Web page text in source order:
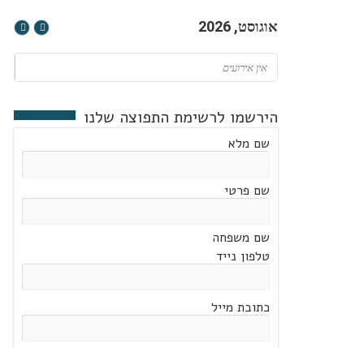
אוגוסט, 2026
אין אירועים
הירשמו לרשימת התפוצה שלנו
שם מלא
שם פרטי
שם משפחה
טלפון נייד
כתובת מייל